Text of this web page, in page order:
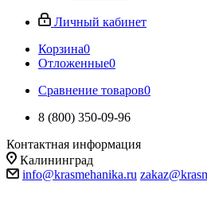
Личный кабинет
Корзина0
Отложенные0
Сравнение товаров0
8 (800) 350-09-96
Контактная информация
Калининград
info@krasmehanika.ru